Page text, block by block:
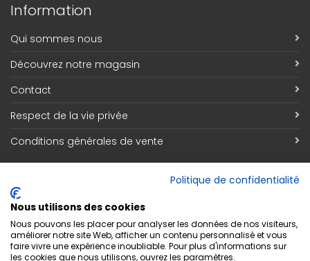
Information
Qui sommes nous
Découvrez notre magasin
Contact
Respect de la vie privée
Conditions générales de vente
Adresse email
Politique de confidentialité
Nous utilisons des cookies
Nous pouvons les placer pour analyser les données de nos visiteurs,
améliorer notre site Web, afficher un contenu personnalisé et vous
faire vivre une expérience inoubliable. Pour plus d'informations sur
les cookies que nous utilisons, ouvrez les paramètres.